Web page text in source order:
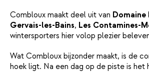
Combloux maakt deel uit van Domaine
Gervais-les-Bains, Les Contamines-
wintersporters hier volop plezier
Wat Combloux bijzonder maakt, is de
hoek ligt. Na een dag op de piste is